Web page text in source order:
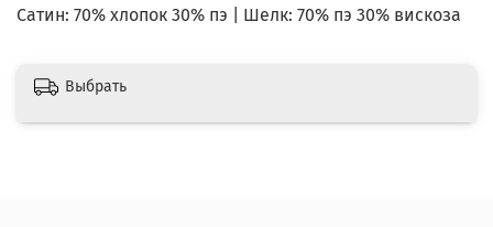
Сатин: 70% хлопок 30% пэ | Шелк: 70% пэ 30% вискоза
Выбрать